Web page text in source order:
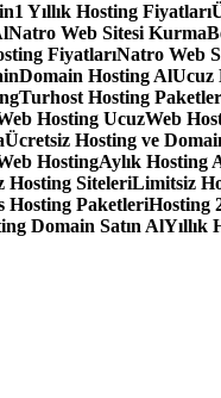
1 Yıllık Hosting Fiyatları
Natro Web Sitesi Kurma
FiyatlarıNatro Web
Domain Hosting AlUcuz
Turhost Hosting
Hosting UcuzWeb
Ücretsiz Hosting ve
HostingAylık Hosting
Hosting SiteleriLimitsiz
Hosting PaketleriHosting
Domain Satın AlYıllık